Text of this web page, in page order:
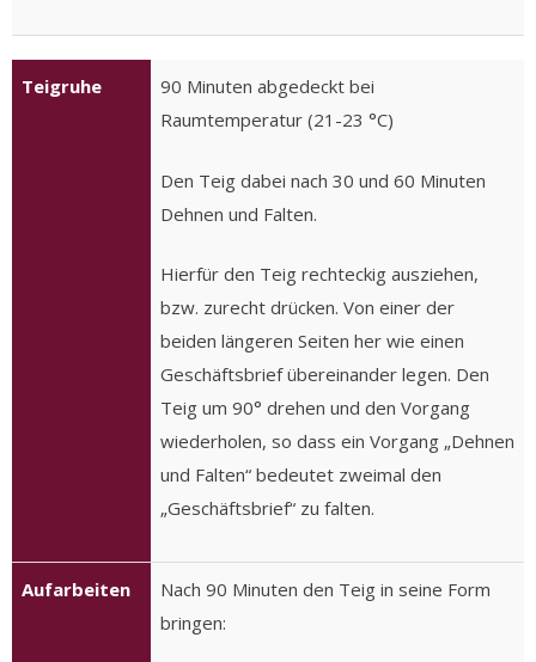
Teigruhe
90 Minuten abgedeckt bei
Raumtemperatur (21-23 °C)
Den Teig dabei nach 30 und 60 Minuten
Dehnen und Falten.
Hierfür den Teig rechteckig ausziehen,
bzw. zurecht drücken. Von einer der
beiden längeren Seiten her wie einen
Geschäftsbrief übereinander legen. Den
Teig um 90° drehen und den Vorgang
wiederholen, so dass ein Vorgang „Dehnen
und Falten“ bedeutet zweimal den
„Geschäftsbrief“ zu falten.
Aufarbeiten
Nach 90 Minuten den Teig in seine Form
bringen: